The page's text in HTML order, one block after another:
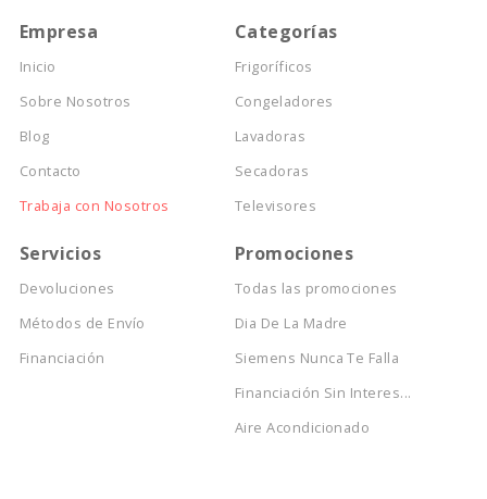
Empresa
Inicio
Sobre Nosotros
Blog
Contacto
Trabaja con Nosotros
Categorías
Frigoríficos
Congeladores
Lavadoras
Secadoras
Televisores
Servicios
Devoluciones
Métodos de Envío
Financiación
Promociones
Todas las promociones
Dia De La Madre
Siemens Nunca Te Falla
Financiación Sin Interes...
Aire Acondicionado